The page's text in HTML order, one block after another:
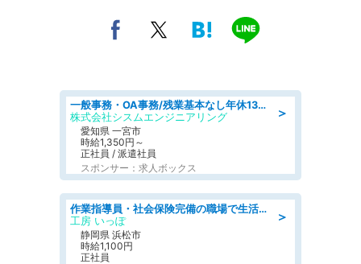
＞
一般事務・OA事務/残業基本なし年休130日社保完備の一般・調達事務
株式会社シスムエンジニアリング
愛知県 一宮市
時給1,350円～
正社員 / 派遣社員
スポンサー：求人ボックス
＞
作業指導員・社会保険完備の職場で生活支援員
工房 いっぽ
静岡県 浜松市
時給1,100円
正社員